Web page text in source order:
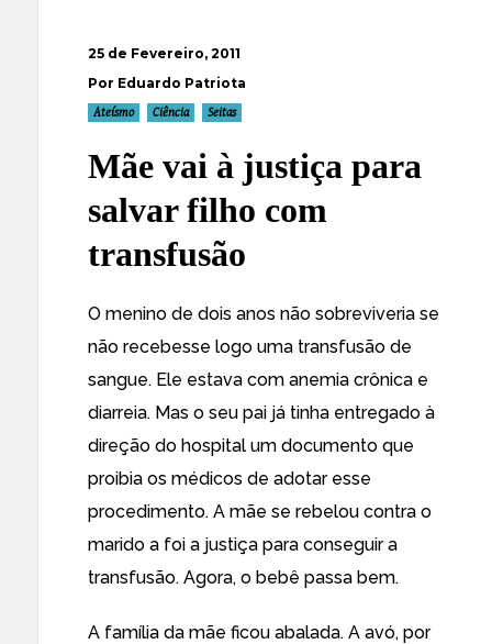
25 de Fevereiro, 2011
Por Eduardo Patriota
Ateísmo Ciência Seitas
Mãe vai à justiça para
salvar filho com
transfusão
O menino de dois anos não sobreviveria se
não recebesse logo uma transfusão de
sangue. Ele estava com anemia crônica e
diarreia. Mas o seu pai já tinha entregado à
direção do hospital um documento que
proibia os médicos de adotar esse
procedimento. A mãe se rebelou contra o
marido a foi a justiça para conseguir a
transfusão. Agora, o bebê passa bem.
A família da mãe ficou abalada. A avó, por